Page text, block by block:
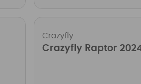
Crazyfly
Crazyfly Raptor